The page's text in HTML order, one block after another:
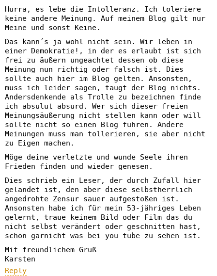
Hurra, es lebe die Intolleranz. Ich toleriere
keine andere Meinung. Auf meinem Blog gilt nur
Meine und sonst Keine.
Das kann´s ja wohl nicht sein. Wir leben in
einer Demokratie!, in der es erlaubt ist sich
frei zu äußern ungeachtet dessen ob diese
Meinung nun richtig oder falsch ist. Dies
sollte auch hier im Blog gelten. Ansonsten,
muss ich leider sagen, taugt der Blog nichts.
Andersdenkende als Trolle zu bezeichnen finde
ich absulut absurd. Wer sich dieser freien
Meinungsäußerung nicht stellen kann oder will
sollte nicht so einen Blog führen. Andere
Meinungen muss man tollerieren, sie aber nicht
zu Eigen machen.
Möge deine verletzte und wunde Seele ihren
Frieden finden und wieder genesen.
Dies schrieb ein Leser, der durch Zufall hier
gelandet ist, den aber diese selbstherrlich
angedrohte Zensur sauer aufgestoßen ist.
Ansonsten habe ich für mein 53-jähriges Leben
gelernt, traue keinem Bild oder Film das du
nicht selbst verändert oder geschnitten hast,
schon garnicht was bei you tube zu sehen ist.
Mit freundlichem Gruß
Karsten
Reply